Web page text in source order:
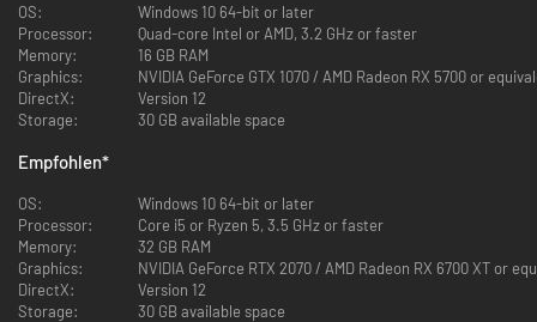
BAUE, WAS DU BRAUCHST
Plündere verlassene Fabriken, zerlege Wracks und recycle die
gewonnenen Materialien zu Werkzeugen, Waffen, Stromnetzen und
essentiellen Modulen. Bringe alle notwendigen Geräte wieder in Gang, um
OS:
Windows 10 64-bit or later
Processor:
Quad-core Intel or AMD, 3.2 GHz or faster
Memory:
16 GB RAM
Graphics:
NVIDIA GeForce GTX 1070 / AMD Radeon RX 5700 or
DirectX:
Version 12
Storage:
30 GB available space
Empfohlen*
OS:
Windows 10 64-bit or later
Processor:
Core i5 or Ryzen 5, 3.5 GHz or faster
Memory:
32 GB RAM
Graphics:
NVIDIA GeForce RTX 2070 / AMD Radeon RX 6700 XT or
DirectX:
Version 12
Storage:
30 GB available space